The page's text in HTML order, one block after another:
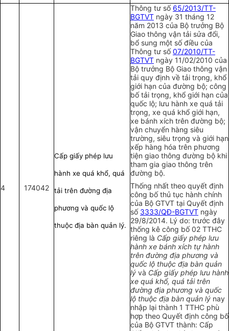
4 174042
Cấp giấy phép lưu
hành xe quá khổ, quá
tải trên đường địa
phương và quốc lộ
thuộc địa bàn quản lý.
Thông tư số 65/2013/TT-
BGTVT ngày 31 tháng 12
năm 2013 của Bộ trưởng Bộ
Giao thông vận tải sửa đổi,
bổ sung một số điều của
Thông tư số07/2010/TT-
BGTVT ngày 11/02/2010 của
Bộ trưởng Bộ Giao thông vận
tải quy định về tải trọng, khổ
giới hạn của đường bộ; công
bố tải trọng, khổ giới hạn của
quốc lộ; lưu hành xe quá tải
trọng, xe quá khổ giới hạn,
xe bánh xích trên đường bộ;
vận chuyển hàng siêu
trường, siêu trọng và giới hạn
xếp hàng hóa trên phương
tiện giao thông đường bộ khi
tham gia giao thông trên
đường bộ.
Thống nhất theo quyết định
công bố thủ tục hành chính
của Bộ GTVT tại Quyết định
số 3333/QĐ-BGTVT ngày
29/8/2014. Lý do: trước đây
thống kê công bố 02 TTHC
riêng là Cấp giấy phép lưu
hành xe bánh xích tự hành
trên đường địa phương và
quốc lộ thuộc địa bàn quản
lý và Cấp giấy phép lưu hành
xe quá khổ, quá tải trên
đường địa phương và quốc
lộ thuộc địa bàn quản lý nay
nhập lại thành 1 TTHC phù
hợp theo Quyết định công bố
của Bộ GTVT thành: Cấp